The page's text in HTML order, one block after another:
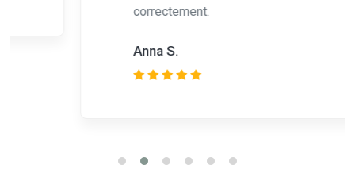
correctement.